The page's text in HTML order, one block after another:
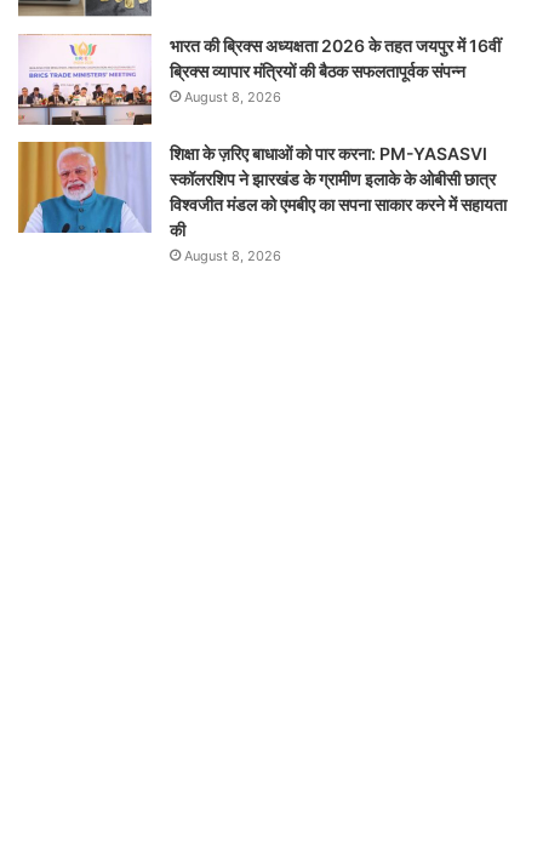
भारत की ब्रिक्‍स अध्यक्षता 2026 के तहत जयपुर में 16वीं
ब्रिक्‍स व्यापार मंत्रियों की बैठक सफलतापूर्वक संपन्न
August 8, 2026
शिक्षा के ज़रिए बाधाओं को पार करना: PM-YASASVI
स्कॉलरशिप ने झारखंड के ग्रामीण इलाके के ओबीसी छात्र
विश्वजीत मंडल को एमबीए का सपना साकार करने में सहायता
की
August 8, 2026